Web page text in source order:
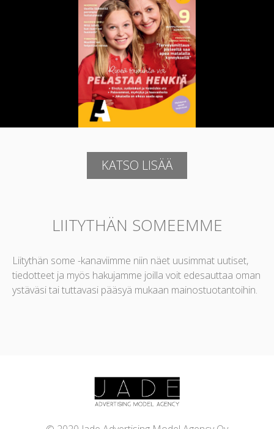
KATSO LISÄÄ
LIITYTHÄN SOMEEMME
Liitythän some -kanaviimme niin näet uusimmat uutiset,
tiedotteet ja myös hakujamme joilla voit edesauttaa oman
ystäväsi tai tuttavasi pääsyä mukaan mainostuotantoihin.